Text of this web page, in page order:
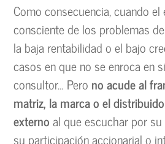
Como consecuencia, cuando
consciente de los problemas
la baja rentabilidad o el bajo
casos en que no se enroca en
consultor… Pero no acude al
matriz, la marca o el
externoal que escuchar por
su participación accionarial o